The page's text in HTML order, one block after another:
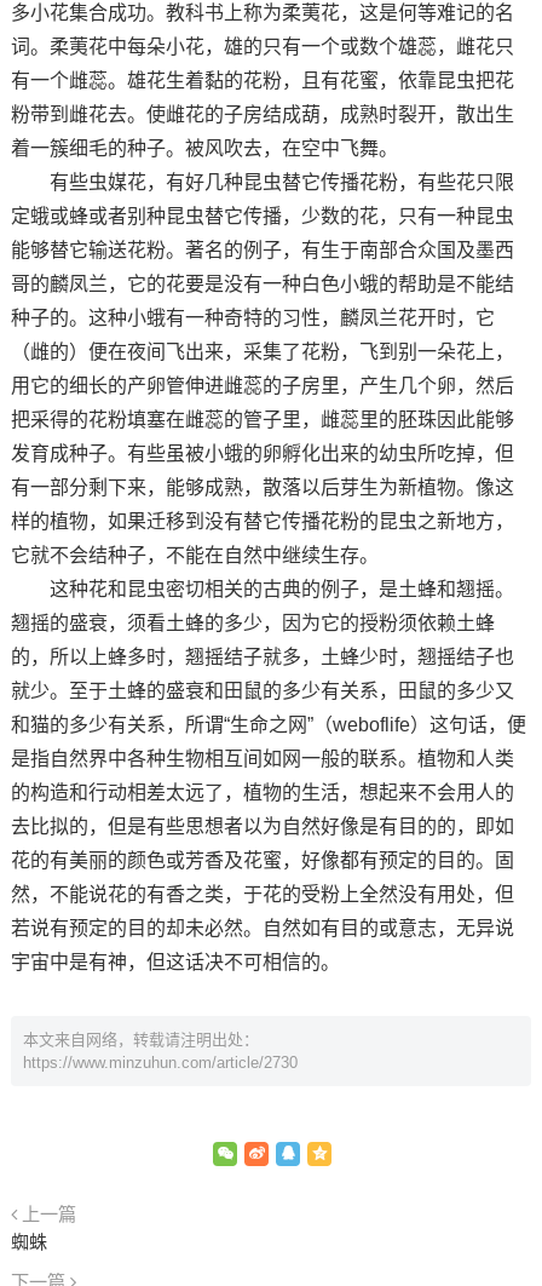
多小花集合成功。教科书上称为柔荑花，这是何等难记的名
词。柔荑花中每朵小花，雄的只有一个或数个雄蕊，雌花只
有一个雌蕊。雄花生着黏的花粉，且有花蜜，依靠昆虫把花
粉带到雌花去。使雌花的子房结成葫，成熟时裂开，散出生
着一簇细毛的种子。被风吹去，在空中飞舞。
有些虫媒花，有好几种昆虫替它传播花粉，有些花只限
定蛾或蜂或者别种昆虫替它传播，少数的花，只有一种昆虫
能够替它输送花粉。著名的例子，有生于南部合众国及墨西
哥的麟凤兰，它的花要是没有一种白色小蛾的帮助是不能结
种子的。这种小蛾有一种奇特的习性，麟凤兰花开时，它
（雌的）便在夜间飞出来，采集了花粉，飞到别一朵花上，
用它的细长的产卵管伸进雌蕊的子房里，产生几个卵，然后
把采得的花粉填塞在雌蕊的管子里，雌蕊里的胚珠因此能够
发育成种子。有些虽被小蛾的卵孵化出来的幼虫所吃掉，但
有一部分剩下来，能够成熟，散落以后芽生为新植物。像这
样的植物，如果迁移到没有替它传播花粉的昆虫之新地方，
它就不会结种子，不能在自然中继续生存。
这种花和昆虫密切相关的古典的例子，是土蜂和翘摇。
翘摇的盛衰，须看土蜂的多少，因为它的授粉须依赖土蜂
的，所以上蜂多时，翘摇结子就多，土蜂少时，翘摇结子也
就少。至于土蜂的盛衰和田鼠的多少有关系，田鼠的多少又
和猫的多少有关系，所谓“生命之网”（weboflife）这句话，便
是指自然界中各种生物相互间如网一般的联系。植物和人类
的构造和行动相差太远了，植物的生活，想起来不会用人的
去比拟的，但是有些思想者以为自然好像是有目的的，即如
花的有美丽的颜色或芳香及花蜜，好像都有预定的目的。固
然，不能说花的有香之类，于花的受粉上全然没有用处，但
若说有预定的目的却未必然。自然如有目的或意志，无异说
宇宙中是有神，但这话决不可相信的。
本文来自网络，转载请注明出处：
https://www.minzuhun.com/article/2730
上一篇
蜘蛛
下一篇